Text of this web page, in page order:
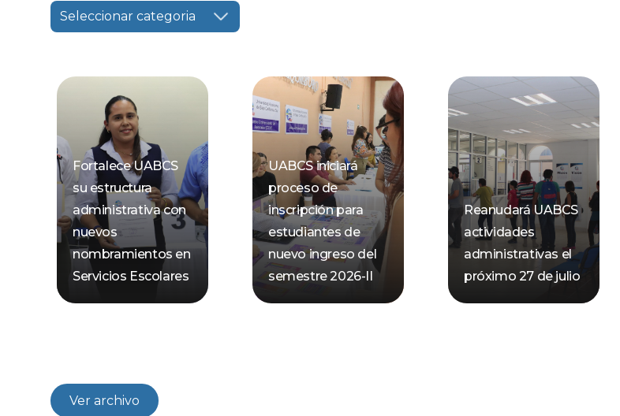
Seleccionar categoria
Fortalece UABCS
su estructura
administrativa con
nuevos
nombramientos en
Servicios Escolares
UABCS iniciará
proceso de
inscripción para
estudiantes de
nuevo ingreso del
semestre 2026-II
Reanudará UABCS
actividades
administrativas el
próximo 27 de julio
Ver archivo